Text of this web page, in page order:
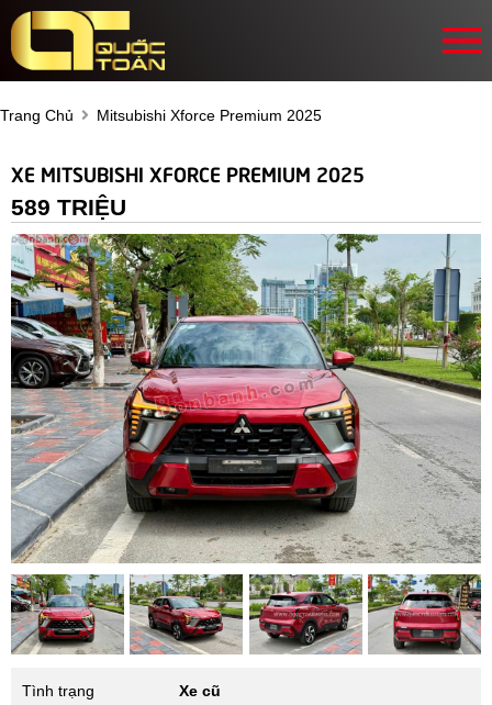
Trang Chủ Mitsubishi Xforce Premium 2025
XE MITSUBISHI XFORCE PREMIUM 2025
589 TRIỆU
Tình trạng Xe cũ